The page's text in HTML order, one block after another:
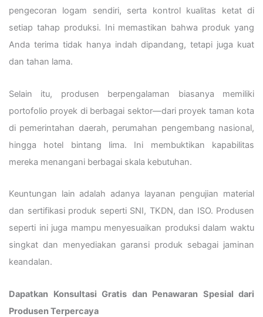
pengecoran logam sendiri, serta kontrol kualitas ketat di
setiap tahap produksi. Ini memastikan bahwa produk yang
Anda terima tidak hanya indah dipandang, tetapi juga kuat
dan tahan lama.
Selain itu, produsen berpengalaman biasanya memiliki
portofolio proyek di berbagai sektor—dari proyek taman kota
di pemerintahan daerah, perumahan pengembang nasional,
hingga hotel bintang lima. Ini membuktikan kapabilitas
mereka menangani berbagai skala kebutuhan.
Keuntungan lain adalah adanya layanan pengujian material
dan sertifikasi produk seperti SNI, TKDN, dan ISO. Produsen
seperti ini juga mampu menyesuaikan produksi dalam waktu
singkat dan menyediakan garansi produk sebagai jaminan
keandalan.
Dapatkan Konsultasi Gratis dan Penawaran Spesial dari
Produsen Terpercaya